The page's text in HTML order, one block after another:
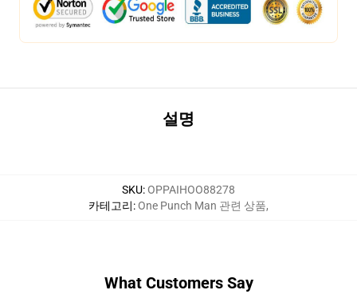
설명
SKU:OPPAIHOO88278
카테고리:One Punch Man 관련 상품,
What Customers Say